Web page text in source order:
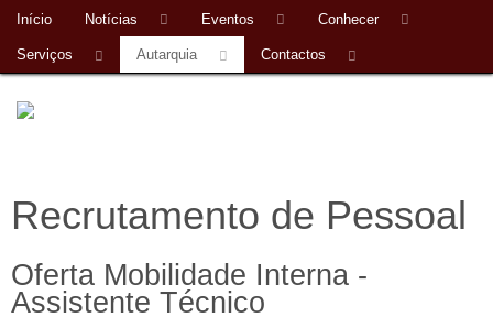
Início Notícias Eventos Conhecer
Serviços Autarquia Contactos
Recrutamento de Pessoal
Oferta Mobilidade Interna -
Assistente Técnico